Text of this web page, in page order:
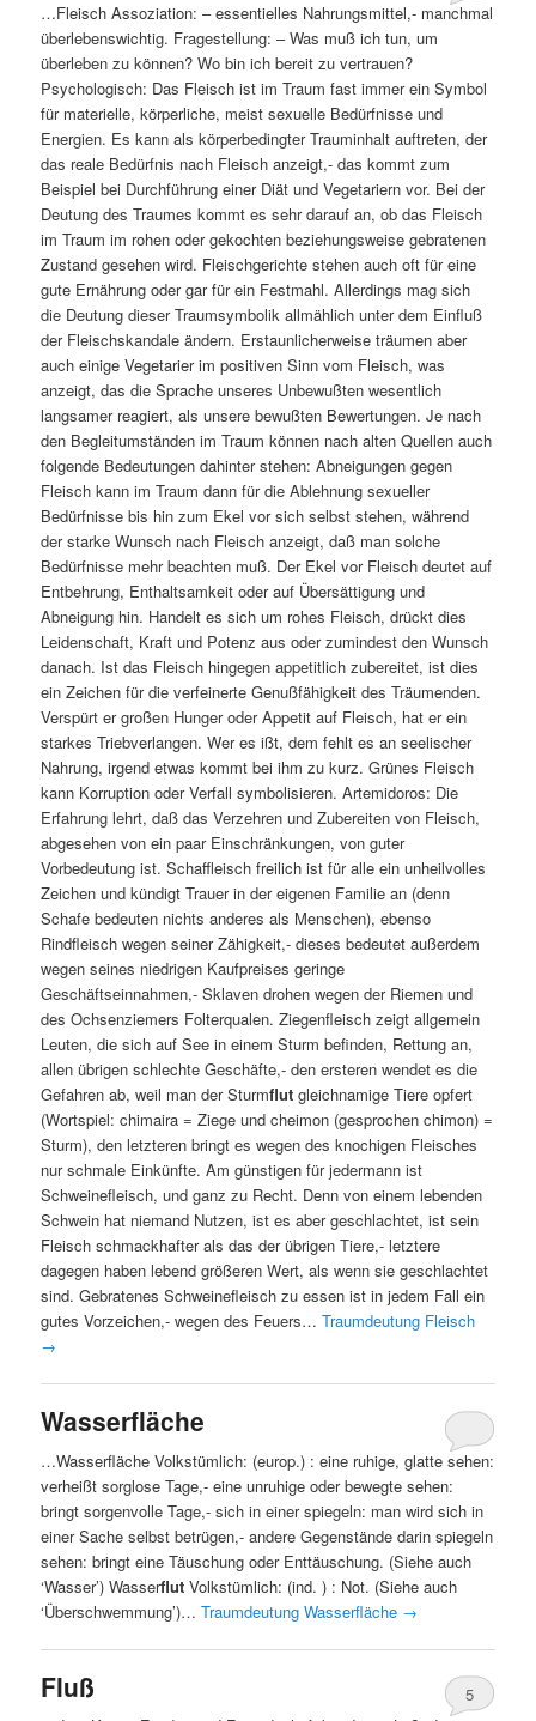
…Fleisch Assoziation: – essentielles Nahrungsmittel,- manchmal
überlebenswichtig. Fragestellung: – Was muß ich tun, um
überleben zu können? Wo bin ich bereit zu vertrauen?
Psychologisch: Das Fleisch ist im Traum fast immer ein Symbol
für materielle, körperliche, meist sexuelle Bedürfnisse und
Energien. Es kann als körperbedingter Trauminhalt auftreten, der
das reale Bedürfnis nach Fleisch anzeigt,- das kommt zum
Beispiel bei Durchführung einer Diät und Vegetariern vor. Bei der
Deutung des Traumes kommt es sehr darauf an, ob das Fleisch
im Traum im rohen oder gekochten beziehungsweise gebratenen
Zustand gesehen wird. Fleischgerichte stehen auch oft für eine
gute Ernährung oder gar für ein Festmahl. Allerdings mag sich
die Deutung dieser Traumsymbolik allmählich unter dem Einfluß
der Fleischskandale ändern. Erstaunlicherweise träumen aber
auch einige Vegetarier im positiven Sinn vom Fleisch, was
anzeigt, das die Sprache unseres Unbewußten wesentlich
langsamer reagiert, als unsere bewußten Bewertungen. Je nach
den Begleitumständen im Traum können nach alten Quellen auch
folgende Bedeutungen dahinter stehen: Abneigungen gegen
Fleisch kann im Traum dann für die Ablehnung sexueller
Bedürfnisse bis hin zum Ekel vor sich selbst stehen, während
der starke Wunsch nach Fleisch anzeigt, daß man solche
Bedürfnisse mehr beachten muß. Der Ekel vor Fleisch deutet auf
Entbehrung, Enthaltsamkeit oder auf Übersättigung und
Abneigung hin. Handelt es sich um rohes Fleisch, drückt dies
Leidenschaft, Kraft und Potenz aus oder zumindest den Wunsch
danach. Ist das Fleisch hingegen appetitlich zubereitet, ist dies
ein Zeichen für die verfeinerte Genußfähigkeit des Träumenden.
Verspürt er großen Hunger oder Appetit auf Fleisch, hat er ein
starkes Triebverlangen. Wer es ißt, dem fehlt es an seelischer
Nahrung, irgend etwas kommt bei ihm zu kurz. Grünes Fleisch
kann Korruption oder Verfall symbolisieren. Artemidoros: Die
Erfahrung lehrt, daß das Verzehren und Zubereiten von Fleisch,
abgesehen von ein paar Einschränkungen, von guter
Vorbedeutung ist. Schaffleisch freilich ist für alle ein unheilvolles
Zeichen und kündigt Trauer in der eigenen Familie an (denn
Schafe bedeuten nichts anderes als Menschen), ebenso
Rindfleisch wegen seiner Zähigkeit,- dieses bedeutet außerdem
wegen seines niedrigen Kaufpreises geringe
Geschäftseinnahmen,- Sklaven drohen wegen der Riemen und
des Ochsenziemers Folterqualen. Ziegenfleisch zeigt allgemein
Leuten, die sich auf See in einem Sturm befinden, Rettung an,
allen übrigen schlechte Geschäfte,- den ersteren wendet es die
Gefahren ab, weil man der Sturmflut gleichnamige Tiere opfert
(Wortspiel: chimaira = Ziege und cheimon (gesprochen chimon) =
Sturm), den letzteren bringt es wegen des knochigen Fleisches
nur schmale Einkünfte. Am günstigen für jedermann ist
Schweinefleisch, und ganz zu Recht. Denn von einem lebenden
Schwein hat niemand Nutzen, ist es aber geschlachtet, ist sein
Fleisch schmackhafter als das der übrigen Tiere,- letztere
dagegen haben lebend größeren Wert, als wenn sie geschlachtet
sind. Gebratenes Schweinefleisch zu essen ist in jedem Fall ein
gutes Vorzeichen,- wegen des Feuers…Traumdeutung Fleisch
→
Wasserfläche
…Wasserfläche Volkstümlich: (europ.) : eine ruhige, glatte sehen:
verheißt sorglose Tage,- eine unruhige oder bewegte sehen:
bringt sorgenvolle Tage,- sich in einer spiegeln: man wird sich in
einer Sache selbst betrügen,- andere Gegenstände darin spiegeln
sehen: bringt eine Täuschung oder Enttäuschung. (Siehe auch
‘Wasser’) Wasserflut Volkstümlich: (ind. ) : Not. (Siehe auch
‘Überschwemmung’)…Traumdeutung Wasserfläche →
Fluß
5